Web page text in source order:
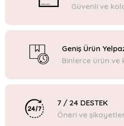
Güvenli ve
Geniş Ürün
Binlerce ürün
7 / 24 DESTEK
Öneri ve